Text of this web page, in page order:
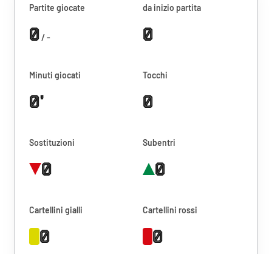
Partite giocate
0/ -
da inizio partita
0
Minuti giocati
0'
Tocchi
0
Sostituzioni
0
Subentri
0
Cartellini gialli
0
Cartellini rossi
0